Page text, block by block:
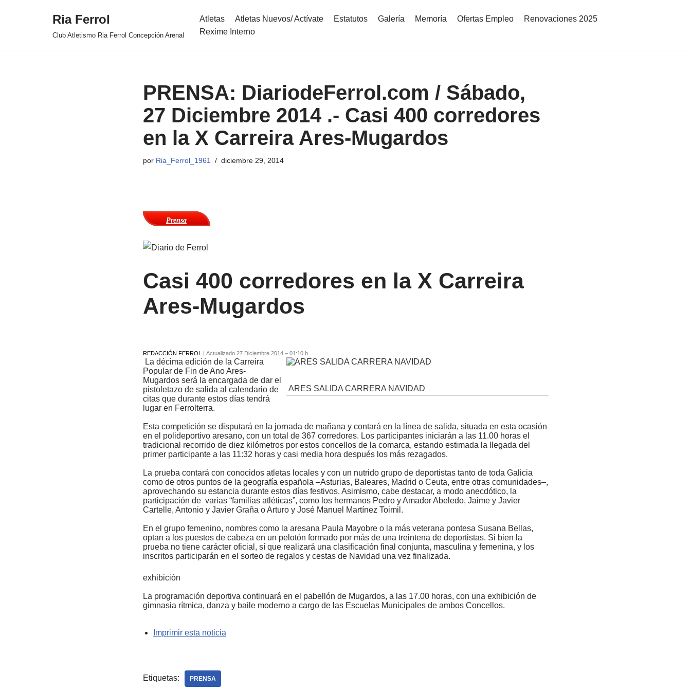
Ria Ferrol
Club Atletismo Ria Ferrol Concepción Arenal
Atletas Atletas Nuevos/ Actívate Estatutos Galería Memoría Ofertas Empleo
Renovaciones 2025
Rexime Interno
PRENSA: DiariodeFerrol.com / Sábado,
27 Diciembre 2014 .- Casi 400 corredores
en la X Carreira Ares-Mugardos
por Ria_Ferrol_1961 diciembre 29, 2014
Prensa
Casi 400 corredores en la X Carreira
Ares-Mugardos
REDACCIÓN FERROL | Actualizado 27 Diciembre 2014 – 01:10 h.
ARES SALIDA CARRERA NAVIDAD
La décima edición de la Carreira
Popular de Fin de Ano Ares-
Mugardos será la encargada de dar el
pistoletazo de salida al calendario de
citas que durante estos días tendrá
lugar en Ferrolterra.
Esta competición se disputará en la jornada de mañana y contará en la línea de salida, situada en esta ocasión
en el polideportivo aresano, con un total de 367 corredores. Los participantes iniciarán a las 11.00 horas el
tradicional recorrido de diez kilómetros por estos concellos de la comarca, estando estimada la llegada del
primer participante a las 11:32 horas y casi media hora después los más rezagados.
La prueba contará con conocidos atletas locales y con un nutrido grupo de deportistas tanto de toda Galicia
como de otros puntos de la geografía española –Asturias, Baleares, Madrid o Ceuta, entre otras comunidades–,
aprovechando su estancia durante estos días festivos. Asimismo, cabe destacar, a modo anecdótico, la
participación de varias “familias atléticas”, como los hermanos Pedro y Amador Abeledo, Jaime y Javier
Cartelle, Antonio y Javier Graña o Arturo y José Manuel Martínez Toimil.
En el grupo femenino, nombres como la aresana Paula Mayobre o la más veterana pontesa Susana Bellas,
optan a los puestos de cabeza en un pelotón formado por más de una treintena de deportistas. Si bien la
prueba no tiene carácter oficial, sí que realizará una clasificación final conjunta, masculina y femenina, y los
inscritos participarán en el sorteo de regalos y cestas de Navidad una vez finalizada.
exhibición
La programación deportiva continuará en el pabellón de Mugardos, a las 17.00 horas, con una exhibición de
gimnasia rítmica, danza y baile moderno a cargo de las Escuelas Municipales de ambos Concellos.
Imprimir esta noticia
Etiquetas: PRENSA